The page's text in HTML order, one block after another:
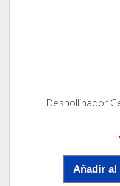
Deshollinador
Añadir